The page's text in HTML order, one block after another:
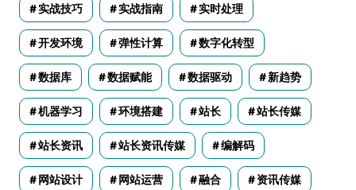
实战技巧 实战指南 实时处理
开发环境 弹性计算 数字化转型
数据库 数据赋能 数据驱动 新趋势
机器学习 环境搭建 站长 站长传媒
站长资讯 站长资讯传媒 编解码
网站设计 网站运营 融合 资讯传媒